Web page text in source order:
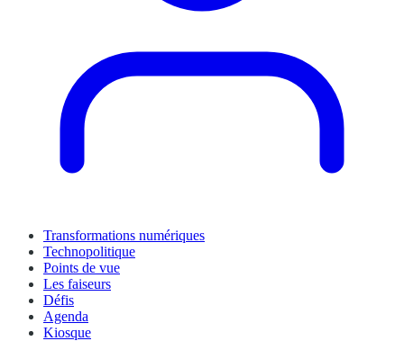
Transformations numériques
Technopolitique
Points de vue
Les faiseurs
Défis
Agenda
Kiosque